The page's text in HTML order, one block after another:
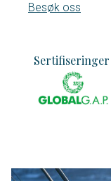
Besøk oss
Sertifiseringer